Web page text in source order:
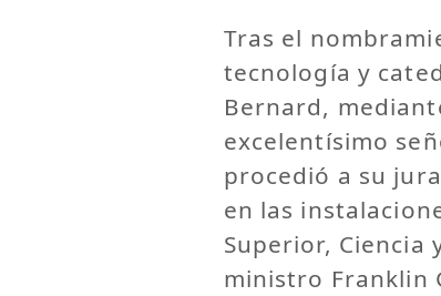
Tras el
tecnología y
Bernard,
excelentísimo
procedió a su
en las
Superior, Ciencia
ministro Franklin